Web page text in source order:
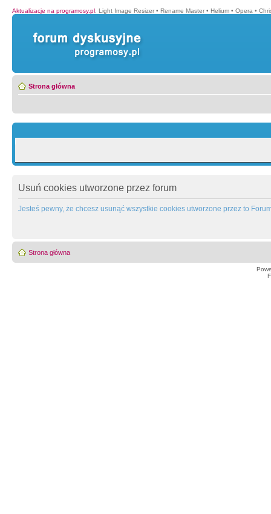
Aktualizacje na programosy.pl: Light Image Resizer • Rename Master • Helium • Opera •
Strona główna
Usuń cookies utworzone przez forum
Jesteś pewny, że chcesz usunąć wszystkie cookies utworzone przez to
Strona główna